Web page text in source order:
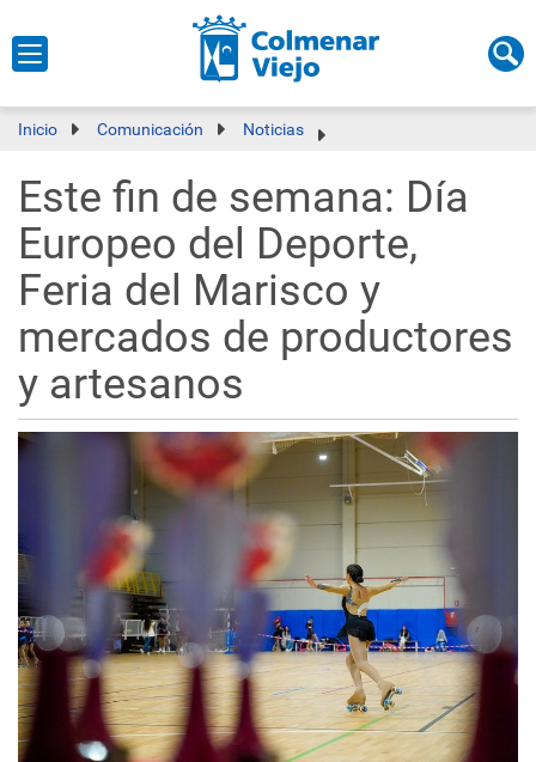
Inicio Comunicación Noticias
Este fin de semana: Día
Europeo del Deporte,
Feria del Marisco y
mercados de productores
y artesanos